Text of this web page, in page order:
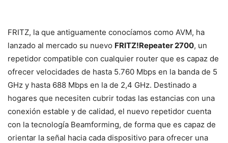
FRITZ, la que antiguamente conocíamos como AVM, ha
lanzado al mercado su nuevo FRITZ!Repeater 2700, un
repetidor compatible con cualquier router que es capaz de
ofrecer velocidades de hasta 5.760 Mbps en la banda de 5
GHz y hasta 688 Mbps en la de 2,4 GHz. Destinado a
hogares que necesiten cubrir todas las estancias con una
conexión estable y de calidad, el nuevo repetidor cuenta
con la tecnología Beamforming, de forma que es capaz de
orientar la señal hacia cada dispositivo para ofrecer una